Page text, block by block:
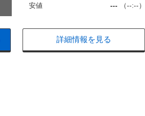
安値
--- （--:--）
詳細情報を見る